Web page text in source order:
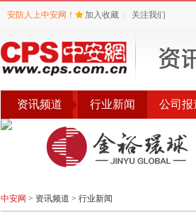
安防人上中安网！ 加入收藏 关注我们
资讯频道 行业新闻 公司报
公告 评选
中安网 > 资讯频道 > 行业新闻